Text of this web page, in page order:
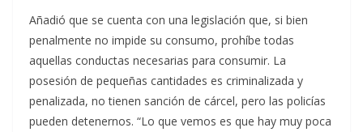
Añadió que se cuenta con una legislación que, si bien
penalmente no impide su consumo, prohíbe todas
aquellas conductas necesarias para consumir. La
posesión de pequeñas cantidades es criminalizada y
penalizada, no tienen sanción de cárcel, pero las policías
pueden detenernos. “Lo que vemos es que hay muy poca